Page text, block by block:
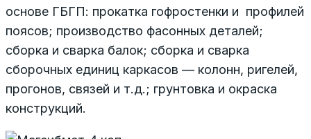
основе ГБГП: прокатка гофростенки и профилей
поясов; производство фасонных деталей;
сборка и сварка балок; сборка и сварка
сборочных единиц каркасов — колонн, ригелей,
прогонов, связей и т.д.; грунтовка и окраска
конструкций.